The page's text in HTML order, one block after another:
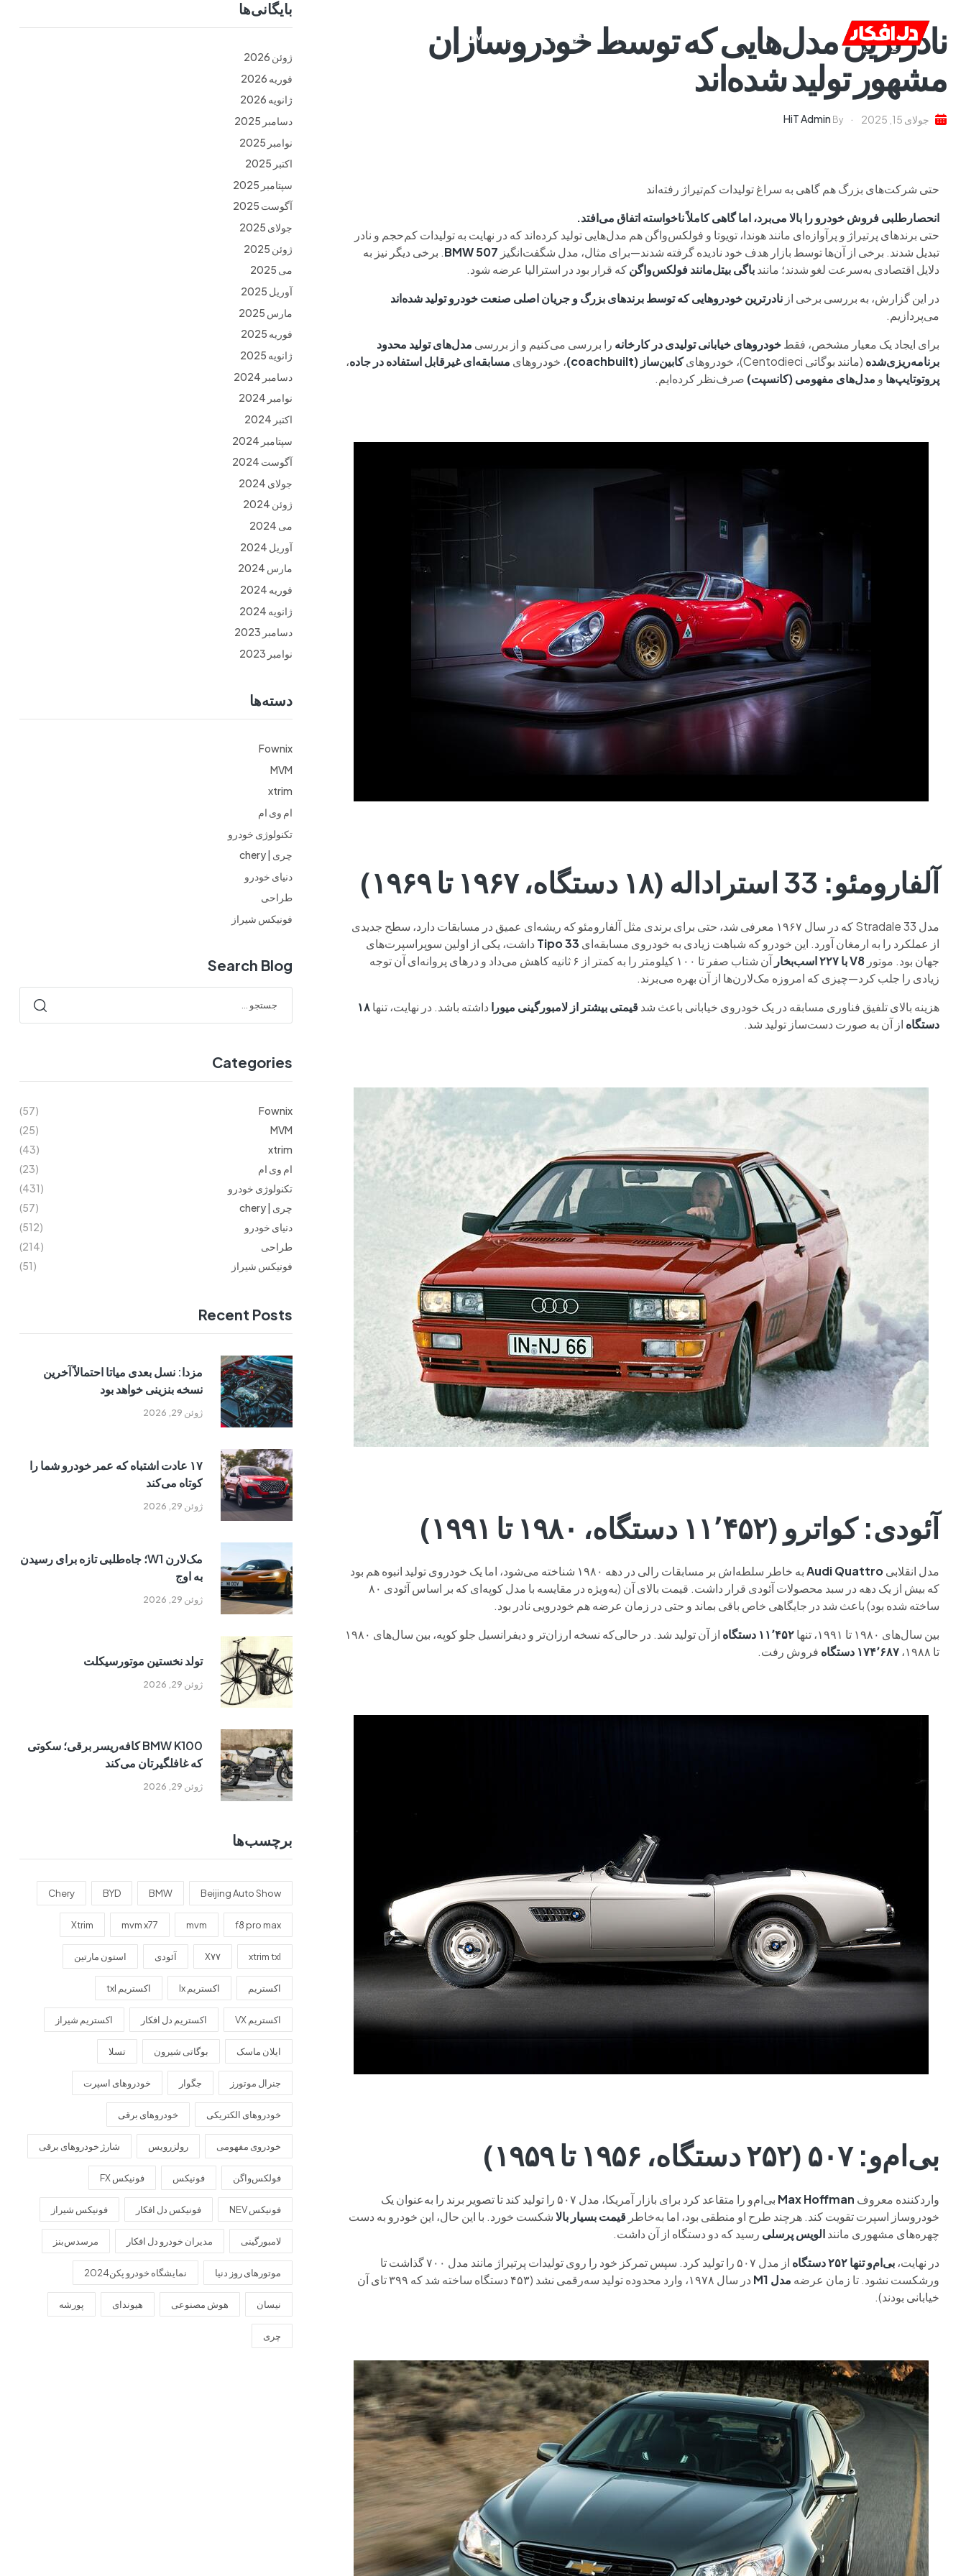
خانه ام وی ام فونیکس فونیکس NEV
نادرترین مدل‌هایی که توسط خودروسازان
مشهور تولید شده‌اند
جولای 15, 2025 By
HiT Admin
حتی شرکت‌های بزرگ هم گاهی به سراغ تولیدات کم‌تیراژ رفته‌اند
انحصارطلبی فروش خودرو را بالا می‌برد، اما گاهی کاملاً ناخواسته اتفاق می‌افتد.
حتی برندهای پرتیراژ و پرآوازه‌ای مانند هوندا، تویوتا و فولکس‌واگن هم مدل‌هایی تولید کرده‌اند که در نهایت به تولیدات کم‌حجم و نادر
تبدیل شدند. برخی از آن‌ها توسط بازار هدف خود نادیده گرفته شدند—برای مثال، مدل شگفت‌انگیز BMW 507. برخی دیگر نیز به
دلایل اقتصادی به‌سرعت لغو شدند؛ مانندباگی بیتل‌مانند فولکس‌واگنکه قرار بود در استرالیا عرضه شود.
در این گزارش، به بررسی برخی از نادرترین خودروهایی که توسط برندهای بزرگ و جریان اصلی صنعت خودرو تولید شده‌اند
می‌پردازیم.
برای ایجاد یک معیار مشخص، فقطخودروهای خیابانی تولیدی در کارخانه را بررسی می‌کنیم و از بررسی مدل‌های تولید محدود
برنامه‌ریزی‌شده (مانند بوگاتی Centodieci)، خودروهای کابین‌ساز (coachbuilt) ، خودروهای مسابقه‌ای غیرقابل استفاده در جاده،
پروتوتایپ‌ها و مدل‌های مفهومی (کانسپت) صرف‌نظر کرده‌ایم.
آلفارومئو: 33 استراداله (۱۸ دستگاه، ۱۹۶۷ تا ۱۹۶۹)
مدل 33 Stradale که در سال ۱۹۶۷ معرفی شد، حتی برای برندی مثل آلفارومئو که ریشه‌ای عمیق در مسابقات دارد، سطح جدیدی
از عملکرد را به ارمغان آورد. این خودرو که شباهت زیادی به خودروی مسابقه‌ای Tipo 33 داشت، یکی از اولین سوپراسپرت‌های
جهان بود. موتور V8 با ۲۲۷ اسب‌بخار
آن شتاب صفر تا ۱۰۰ کیلومتر را به کمتر از ۶ ثانیه کاهش می‌داد و درهای پروانه‌ای آن توجه
زیادی را جلب کرد—چیزی که امروزه مک‌لارن‌ها از آن بهره می‌برند.
هزینه بالای تلفیق فناوری مسابقه در یک خودروی خیابانی باعث شدقیمتی بیشتر از لامبورگینی میورا داشته باشد. در نهایت، تنها۱۸
دستگاه از آن به صورت دست‌ساز تولید شد.
آئودی: کواترو (۱۱٬۴۵۲ دستگاه، ۱۹۸۰ تا ۱۹۹۱)
مدل انقلابیAudi Quattro
به خاطر سلطه‌اش بر مسابقات رالی در دهه ۱۹۸۰ شناخته می‌شود، اما یک خودروی تولید انبوه هم بود
که بیش از یک دهه در سبد محصولات آئودی قرار داشت. قیمت بالای آن (به‌ویژه در مقایسه با مدل کوپه‌ای که بر اساس آئودی ۸۰
ساخته شده بود) باعث شد در جایگاهی خاص باقی بماند و حتی در زمان عرضه هم خودرویی نادر بود.
بین سال‌های ۱۹۸۰ تا ۱۹۹۱، تنها
۱۱٬۴۵۲ دستگاه
از آن تولید شد. در حالی‌که نسخه ارزان‌تر و دیفرانسیل جلو کوپه، بین سال‌های ۱۹۸۰
تا ۱۹۸۸،
۱۷۴٬۶۸۷ دستگاه فروش رفت.
بی‌ام‌و: ۵۰۷ (۲۵۲ دستگاه، ۱۹۵۶ تا ۱۹۵۹)
واردکننده معروف Max Hoffman
بی‌ام‌و را متقاعد کرد برای بازار آمریکا، مدل ۵۰۷ را تولید کند تا تصویر برند را به‌عنوان یک
خودروساز اسپرت تقویت کند. هرچند طرح او منطقی بود، اما به‌خاطر قیمت بسیار بالاشکست خورد. با این حال، این خودرو به دست
چهره‌های مشهوری مانندالویس پرسلی رسید که دو دستگاه از آن داشت.
در نهایت،بی‌ام‌و تنها ۲۵۲ دستگاه
از مدل ۵۰۷ را تولید کرد. سپس تمرکز خود را روی تولیدات پرتیراژ مانند مدل ۷۰۰ گذاشت تا
ورشکست نشود. تا زمان عرضه مدل M1
در سال ۱۹۷۸، وارد محدوده تولید سه‌رقمی نشد (۴۵۳ دستگاه ساخته شد که ۳۹۹ تای آن
خیابانی بودند).
بایگانی‌ها
ژوئن 2026
فوریه 2026
ژانویه 2026
دسامبر 2025
نوامبر 2025
اکتبر 2025
سپتامبر 2025
آگوست 2025
جولای 2025
ژوئن 2025
می 2025
آوریل 2025
مارس 2025
فوریه 2025
ژانویه 2025
دسامبر 2024
نوامبر 2024
اکتبر 2024
سپتامبر 2024
آگوست 2024
جولای 2024
ژوئن 2024
می 2024
آوریل 2024
مارس 2024
فوریه 2024
ژانویه 2024
دسامبر 2023
نوامبر 2023
دسته‌ها
Fownix
MVM
xtrim
ام وی ام
تکنولوژی خودرو
چری | chery
دنیای خودرو
طراحی
فونیکس شیراز
Search Blog
Categories
Fownix
(57)
MVM
(25)
xtrim
(43)
ام وی ام
(23)
تکنولوژی خودرو
(431)
چری | chery
(57)
دنیای خودرو
(512)
طراحی
(214)
فونیکس شیراز
(51)
Recent Posts
ژوئن 29, 2026
مزدا: نسل بعدی میاتا احتمالاً آخرین
نسخه بنزینی خواهد بود
ژوئن 29, 2026
۱۷ عادت اشتباه که عمر خودرو شما را
کوتاه می‌کند
ژوئن 29, 2026
مک‌لارن W1؛ جاه‌طلبی تازه برای رسیدن
به اوج
ژوئن 29, 2026
تولد نخستین موتورسیکلت
ژوئن 29, 2026
BMW K100 کافه‌ریسر برقی؛ سکوتی
که غافلگیرتان می‌کند
برچسب‌ها
Beijing Auto Show
BMW
BYD
Chery
f8 pro max
mvm
mvm x77
Xtrim
xtrim txl X۷۷ آئودی استون مارتین
اکستریم اکستریم lx اکستریم txl
اکستریم VX اکستریم دل افکار اکستریم شیراز
ایلان ماسک بوگاتی شیرون تسلا
جنرال موتورز جگوار خودروهای اسپرت
خودروهای الکتریکی خودروهای برقی
خودروی مفهومی رولزرویس شارژ خودروهای برقی
فولکس‌واگن فونیکس فونیکس FX
فونیکس NEV فونیکس دل افکار فونیکس شیراز
لامبورگینی مدیران خودرو دل افکار مرسدس‌بنز
موتورهای روز دنیا نمایشگاه خودرو پکن2024
نیسان هوش مصنوعی هیوندای پورشه
چری